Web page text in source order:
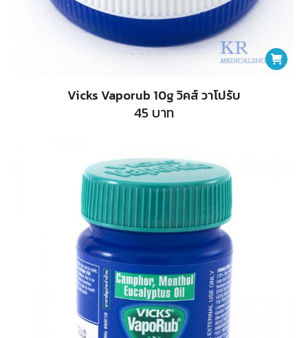
Vicks Vaporub 10g วิคส์ วาโปรับ
45 บาท